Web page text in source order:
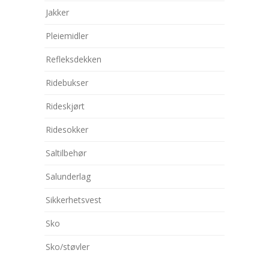
Jakker
Pleiemidler
Refleksdekken
Ridebukser
Rideskjørt
Ridesokker
Saltilbehør
Salunderlag
Sikkerhetsvest
Sko
Sko/støvler